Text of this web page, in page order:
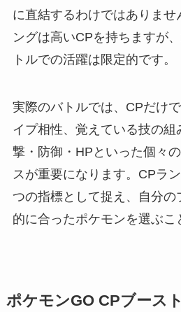
に直結するわけではありませ
ングは高いCPを持ちますが
トルでの活躍は限定的です。
実際のバトルでは、CPだけ
イプ相性、覚えている技の
撃・防御・HPといった個々
スが重要になります。CPラ
つの指標として捉え、自分の
的に合ったポケモンを選ぶこ
ポケモンGO CPブース